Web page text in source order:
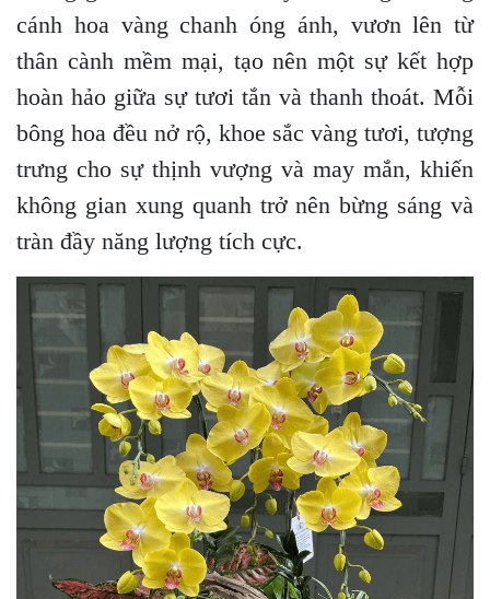
cánh hoa vàng chanh óng ánh, vươn lên từ
thân cành mềm mại, tạo nên một sự kết hợp
hoàn hảo giữa sự tươi tắn và thanh thoát. Mỗi
bông hoa đều nở rộ, khoe sắc vàng tươi, tượng
trưng cho sự thịnh vượng và may mắn, khiến
không gian xung quanh trở nên bừng sáng và
tràn đầy năng lượng tích cực.